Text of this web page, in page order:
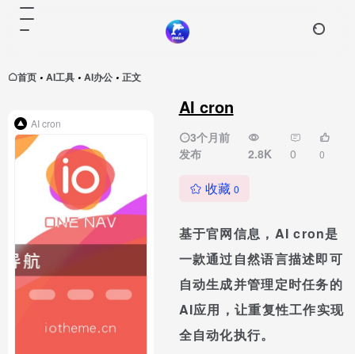
首页 • AI工具 • AI办公 • 正文
AI cron
3个月前
发布
2.8K 0 0
收藏 0
基于官网信息，AI cron是
一款通过自然语言描述即可
自动生成并管理定时任务的
AI应用，让重复性工作实现
全自动化执行。
AI cron